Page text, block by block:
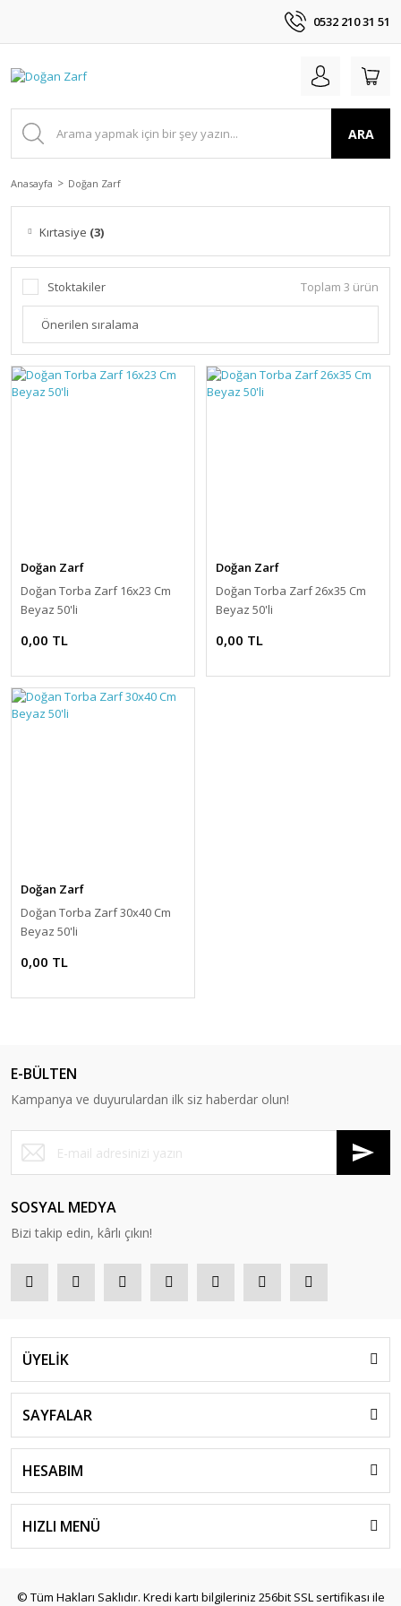
0532 210 31 51
ARA
Anasayfa Doğan Zarf
Kırtasiye (3)
Stoktakiler Toplam 3 ürün
Doğan Zarf
Doğan Torba Zarf 16x23 Cm
Beyaz 50'li
0,00 TL
Doğan Zarf
Doğan Torba Zarf 26x35 Cm
Beyaz 50'li
0,00 TL
Doğan Zarf
Doğan Torba Zarf 30x40 Cm
Beyaz 50'li
0,00 TL
E-BÜLTEN
Kampanya ve duyurulardan ilk siz haberdar olun!
SOSYAL MEDYA
Bizi takip edin, kârlı çıkın!
ÜYELİK
SAYFALAR
HESABIM
HIZLI MENÜ
© Tüm Hakları Saklıdır. Kredi kartı bilgileriniz 256bit SSL sertifikası ile